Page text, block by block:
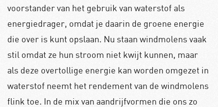
voorstander van het gebruik van waterstof als
energiedrager, omdat je daarin de groene energie
die over is kunt opslaan. Nu staan windmolens vaak
stil omdat ze hun stroom niet kwijt kunnen, maar
als deze overtollige energie kan worden omgezet in
waterstof neemt het rendement van de windmolens
flink toe. In de mix van aandrijfvormen die ons zo